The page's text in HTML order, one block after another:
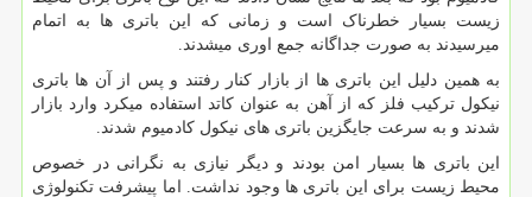
زیست بسیار خطرناک است و زمانی که این باتری ها به اتمام
میرسیدند به صورت جداگانه جمع اوری میشدند.
به همین دلیل این باتری ها از بازار کنار رفتند و پس از آن ها باتری
نیکول ترکیب فلز که از آهن به عنوان کاتد استفاده میکرد وارد بازار
شدند و به سرعت جایگزین باتری های نیکول کادمیوم شدند.
این باتری ها بسیار امن بودند و دیگر نیازی به نگرانی در خصوص
محیط زیست برای این باتری ها وجود نداشت. اما پیشرفت تکنولوژی